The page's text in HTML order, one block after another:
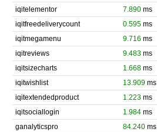
iqitelementor
7.890ms
iqitfreedeliverycount
0.595ms
iqitmegamenu
9.716 ms
iqitreviews
9.483ms
iqitsizecharts
1.668ms
iqitwishlist
13.909ms
iqitextendedproduct
1.223ms
iqitsociallogin
1.984ms
ganalyticspro
84.240ms